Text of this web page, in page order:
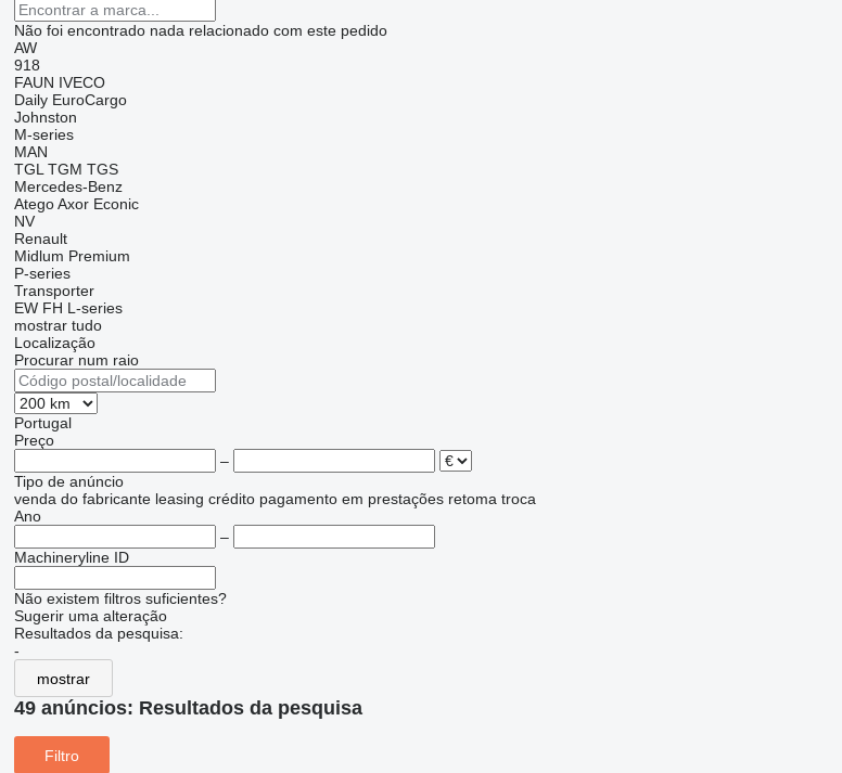
Não foi encontrado nada relacionado com este pedido
AW
918
FAUN IVECO
Daily EuroCargo
Johnston
M-series
MAN
TGL TGM TGS
Mercedes-Benz
Atego Axor Econic
NV
Renault
Midlum Premium
P-series
Transporter
EW FH L-series
mostrar tudo
Localização
Procurar num raio
Portugal
Preço
–
Tipo de anúncio
venda do fabricante leasing crédito pagamento em prestações retoma troca
Ano
–
Machineryline ID
Não existem filtros suficientes?
Sugerir uma alteração
Resultados da pesquisa:
-
mostrar
49 anúncios: Resultados da pesquisa
Filtro